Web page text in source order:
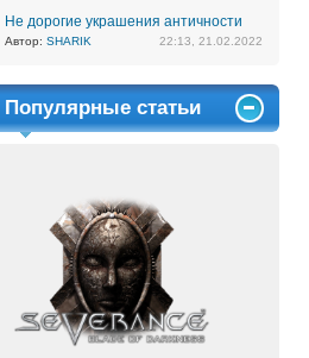
Не дорогие украшения античности
Автор: SHARIK 22:13, 21.02.2022
Популярные статьи